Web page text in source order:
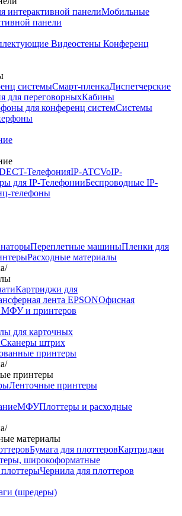
интерактивной панелиМобильные
панели
Видеостены Конференц
системыCмарт-пленкаДиспетчерские
для переговорныхКабины
для конференц системСистемы
ТелефонияIP-ATCVoIP-
для IP-ТелефонииБеспроводные IP-
телефоны
Переплетные машиныПленки для
Расходные материалы
/
Картриджи для
лента EPSONОфисная
МФУ и принтеров
для карточных
Сканеры штрих
принтеры
/
принтеры
Ленточные принтеры
МФУПлоттеры и расходные
/
материалы
Бумага для плоттеровКартриджи
широкоформатные
Чернила для плоттеров
(шредеры)